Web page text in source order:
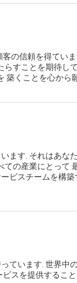
の信頼を得てい
らすことを期待し
築くことを心から
ます. それはあな
の産業にとって
ビスチームを構
ています. 世界
スを提供するこ